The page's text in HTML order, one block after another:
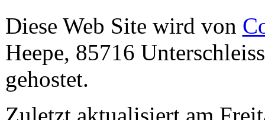
Diese Web Site wird von
Heepe, 85716
gehostet.
Zuletzt aktualisiert am